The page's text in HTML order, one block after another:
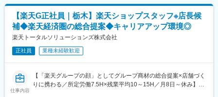
ています。
★スキルアップが叶えられる★
月額8万円（年額96万円）の資格手当を追加支給！
※試験の合格率は87.6％
こちらもご覧ください！（実際に活躍する社員のインタビューも
スタートになります。
先輩社員からOJTにて業務を教わります◎
■組織構成：
整備士：男性6名、女性1名
年代：50代2名、30代2名、20代3名
※若手も活躍中！
■働き方：
・年間休日115日、土日は月に各2回程度の休みが取得できます。
表記です。
【楽天G正社員｜栃木】楽天ショップスタッフ※店長候
補◆楽天経済圏の総合提案◆キャリアアップ環境◎
楽天トータルソリューションズ株式会社
正社員 業種未経験歓迎
仕事内容
【「楽天グループの顔」としてグループ商材の総合提案×店舗づく
りに携わる／所定労働7.5H×残業平均10～15H／月8日～休み】